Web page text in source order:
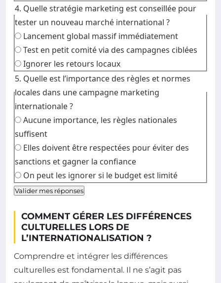
4. Quelle stratégie marketing est conseillée pour
tester un nouveau marché international ?
Lancement global massif immédiatement
Test en petit comité via des campagnes ciblées
Ignorer les retours locaux
5. Quelle est l’importance des règles et normes
locales dans une campagne marketing
internationale ?
Aucune importance, les règles nationales
suffisent
Elles doivent être respectées pour éviter des
sanctions et gagner la confiance
On peut les ignorer si le budget est limité
Valider mes réponses
COMMENT GÉRER LES DIFFÉRENCES
CULTURELLES LORS DE
L’INTERNATIONALISATION ?
Comprendre et intégrer les différences
culturelles est fondamental. Il ne s’agit pas